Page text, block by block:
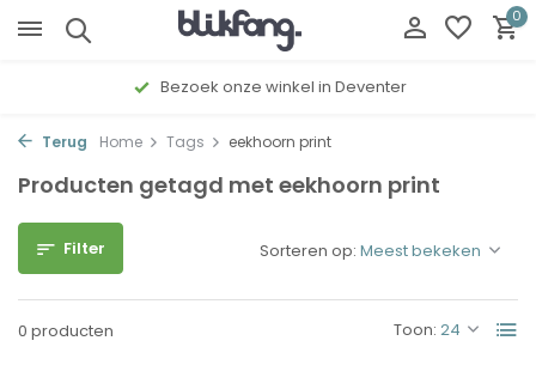
0
Bezoek onze winkel in Deventer
Terug Home Tags eekhoorn print
Producten getagd met eekhoorn print
Filter
0 producten Toon:
Sorteren op: